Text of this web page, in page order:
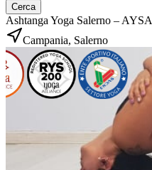
Cerca
Ashtanga Yoga Salerno – AYSA
Campania, Salerno